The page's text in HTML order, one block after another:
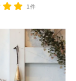
1件